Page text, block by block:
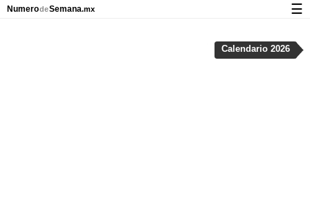
Calendario 2026
NumerodeSemana.mx ☰